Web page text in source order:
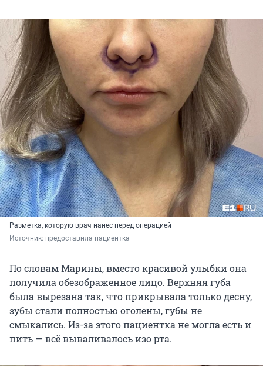
Разметка, которую врач нанес перед операцией
Источник: предоставила пациентка
По словам Марины, вместо красивой улыбки она
получила обезображенное лицо. Верхняя губа
была вырезана так, что прикрывала только десну,
зубы стали полностью оголены, губы не
смыкались. Из-за этого пациентка не могла есть и
пить — всё вываливалось изо рта.